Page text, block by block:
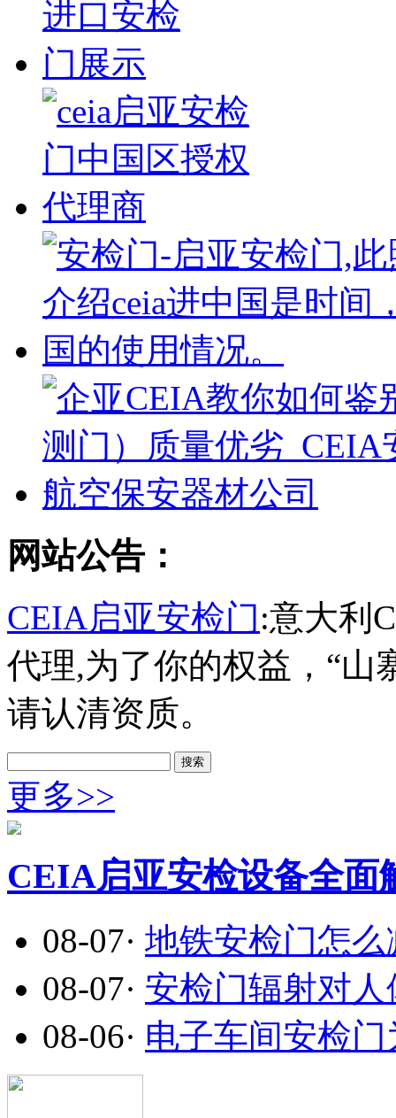
网站公告：
CEIA启亚安检门:意大利
代理,为了你的权益，“山
请认清资质。
搜索
更多>>
CEIA启亚安检设备全面
08-07· 地铁安检门怎
08-07· 安检门辐射对
08-06· 电子车间安检